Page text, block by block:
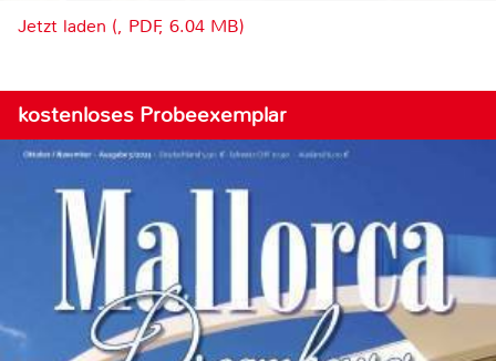
Jetzt laden (, PDF, 6.04 MB)
kostenloses Probeexemplar